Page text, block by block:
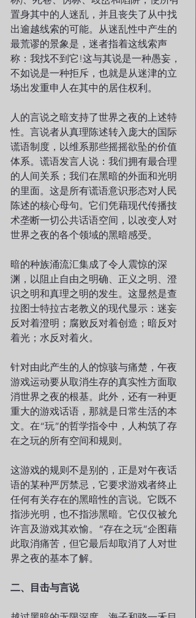
置身其中的人迷乱，并且丧失了从中找
出逾越线索的可能。从迷乱性中产生的
最荒谬的景象是，迷者指着这线索声
称：我找不到它!这与其说是一种愚妄，
不如说是一种拒斥，也就是从迷津的立
场出发重申人在其中的居住权利。
人的言说之暗支持了世界之夜的上述特
性。言说者从真理陈述转入庞大的国际
谎语制度，以维系那些摇摇欲坠的价值
体系。谎语发言人说：我们拥有最合理
的人间关系；我们在黑暗的外面和光明
的里面。这是所有谎语意识形态对人民
陈述的核心母句。它们凭藉现代传播技
术垄断一切公共话语空间，以改变人对
世界之夜的各个领域的黑暗感受。
暗的种族涌流汇集成了令人震惊的深
渊，以阻止自由之明确、正义之明、澄
识之明和真理之明的发生。这显然是查
拉图士特拉古老教义的现代显示：迷妄
反对着澄明；腐败反对着创造；暗反对
着光；水反对着火。
针对由此产生的人的惊骇与痛楚，午夜
游戏运动要从取消生存的真实性方面取
消世界之夜的根基。此外，还有一种更
重大的游戏话语，那就是日常生活的本
文。在“玩”的哲学指令中，人构筑了存
在之玩的所有空间和规则。
这游戏的规则不是别的，正是对午夜话
语的某种严厉禁忌，它要求游戏者终止
任何有关存在的黑暗性的言说。它既不
指涉光明，也不指涉黑暗。它仅仅被允
许言及游戏其欢愉。“存在之玩”企图藉
此取消痛苦，但它最后却取消了人对世
界之夜的基本了解。
二、目击与言说